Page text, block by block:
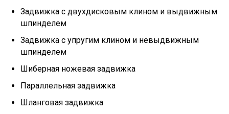
Задвижка с двухдисковым клином и выдвижным
шпинделем
Задвижка с упругим клином и невыдвижным
шпинделем
Шиберная ножевая задвижка
Параллельная задвижка
Шланговая задвижка